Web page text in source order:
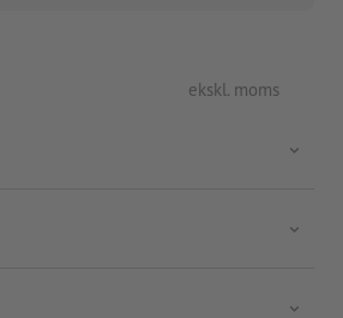
ekskl. moms